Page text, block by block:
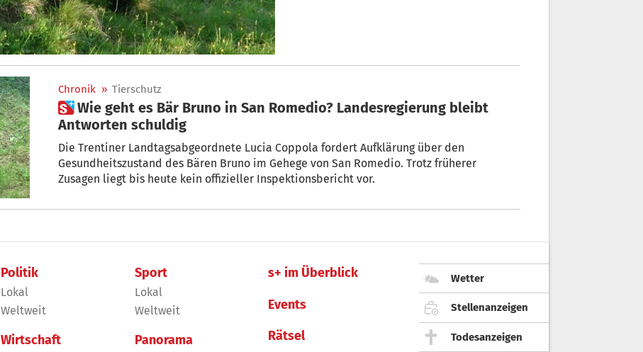
Chronik » Tierschutz
 Wie geht es Bär Bruno in San Romedio? Landesregierung bleibt
Antworten schuldig
Die Trentiner Landtagsabgeordnete Lucia Coppola fordert Aufklärung über den
Gesundheitszustand des Bären Bruno im Gehege von San Romedio. Trotz früherer
Zusagen liegt bis heute kein offizieller Inspektionsbericht vor.
Politik
Lokal
Weltweit
Wirtschaft
Sport
Lokal
Weltweit
Panorama
s+ im Überblick
Events
Rätsel
Wetter
Stellenanzeigen
Todesanzeigen